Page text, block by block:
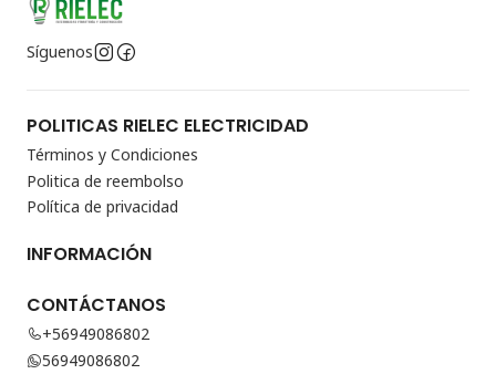
Síguenos
POLITICAS RIELEC ELECTRICIDAD
Términos y Condiciones
Politica de reembolso
Política de privacidad
INFORMACIÓN
CONTÁCTANOS
+56949086802
56949086802